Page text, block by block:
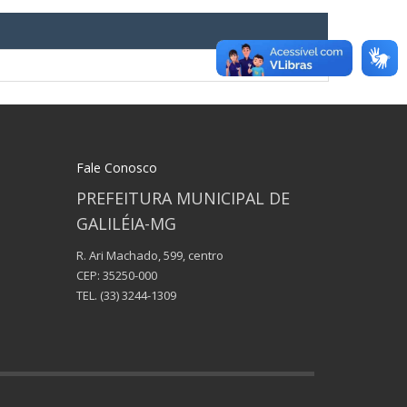
Fale Conosco
PREFEITURA MUNICIPAL DE
GALILÉIA-MG
R. Ari Machado, 599, centro
CEP: 35250-000
TEL. (33) 3244-1309